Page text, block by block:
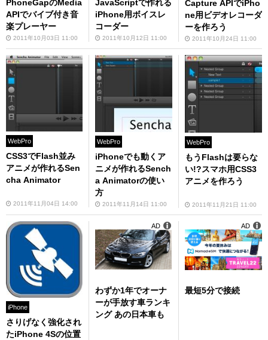
PhoneGapのMedia
APIでバイブ付き音
楽プレーヤー
2011年10月03日 11:00
JavaScriptで作れる
iPhone用ボイスレ
コーダー
2011年10月12日 11:00
Capture APIでiPho
ne用ビデオレコーダ
ーを作ろう
2011年10月24日 11:00
WebPro
CSS3でFlash並み
アニメが作れるSen
cha Animator
2011年11月04日 14:00
WebPro
iPhoneでも動くア
ニメが作れるSench
a Animatorの使い
方
2011年11月14日 11:00
WebPro
もうFlashは要らな
い!?スマホ用CSS3
アニメを作ろう
2011年11月21日 11:00
iPhone
さりげなく強化され
たiPhone 4Sの位置
わずか1年でオーナ
ーが手放す車ランキ
ング あの日本車も
AD
最短5分で接続
AD